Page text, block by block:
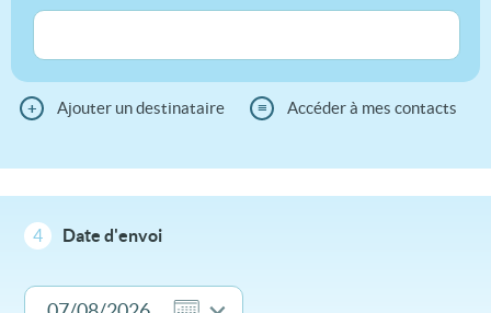
+ Ajouter un destinataire ≡ Accéder à mes contacts
4 Date d'envoi